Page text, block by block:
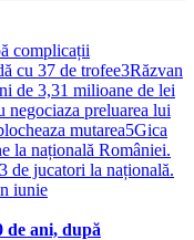
complicații
cu 37 de trofee3Răzvan
de 3,31 milioane de lei
negociaza preluarea lui
mutarea5Gica
la națională României.
de jucatori la națională.
iunie
de ani, după